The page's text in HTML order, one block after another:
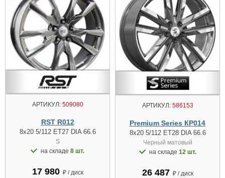
АРТИКУЛ:509080
RST R012
8x20 5/112 ET27 DIA 66.6
S
на складе 8 шт.
17 980 ₽ / диск
АРТИКУЛ:586153
Premium Series КР014
8x20 5/112 ET28 DIA 66.6
Черный матовый
на складе 12 шт.
26 487 ₽ / диск